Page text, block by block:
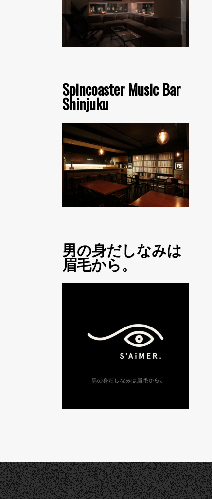
Spincoaster Music Bar
Shinjuku
男の身だしなみは
眉毛から。